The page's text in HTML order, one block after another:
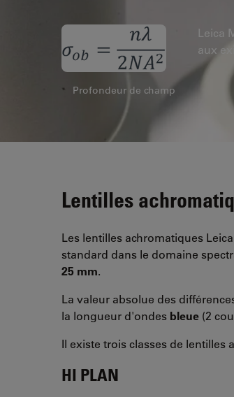
Profondeur de champ
Leica
aux
Lentilles
Les lentilles achromatiques
standard dans le domaine
25 mm.
La valeur absolue des
la longueur d'ondes bleue (2
Il existe trois classes de lentilles
HI PLAN